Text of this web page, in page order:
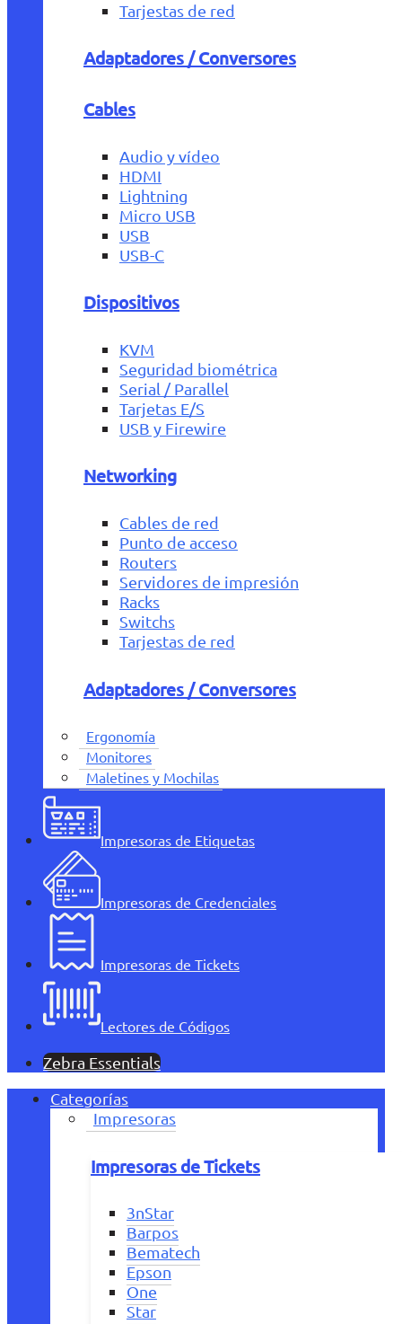
Tarjestas de red
Adaptadores / Conversores
Cables
Audio y vídeo
HDMI
Lightning
Micro USB
USB
USB-C
Dispositivos
KVM
Seguridad biométrica
Serial / Parallel
Tarjetas E/S
USB y Firewire
Networking
Cables de red
Punto de acceso
Routers
Servidores de impresión
Racks
Switchs
Tarjestas de red
Adaptadores / Conversores
Ergonomía
Monitores
Maletines y Mochilas
Impresoras de Etiquetas
Impresoras de Credenciales
Impresoras de Tickets
Lectores de Códigos
Zebra Essentials
Categorías
Impresoras
Impresoras de Tickets
3nStar
Barpos
Bematech
Epson
One
Star